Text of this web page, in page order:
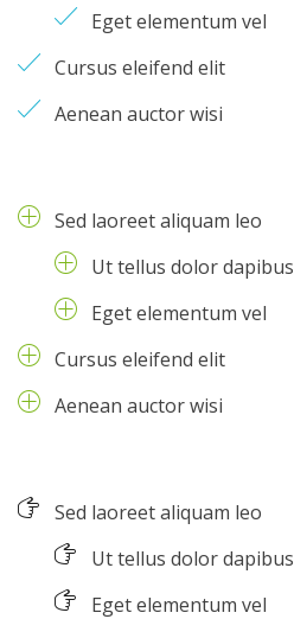
Eget elementum vel
Cursus eleifend elit
Aenean auctor wisi
Sed laoreet aliquam leo
Ut tellus dolor dapibus
Eget elementum vel
Cursus eleifend elit
Aenean auctor wisi
Sed laoreet aliquam leo
Ut tellus dolor dapibus
Eget elementum vel